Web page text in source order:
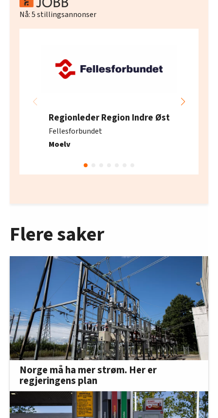
Nå:5stillingsannonser
Regionleder Region Indre Øst
Fellesforbundet
Moelv
Flere saker
Norge må ha mer strøm. Her er
regjeringens plan